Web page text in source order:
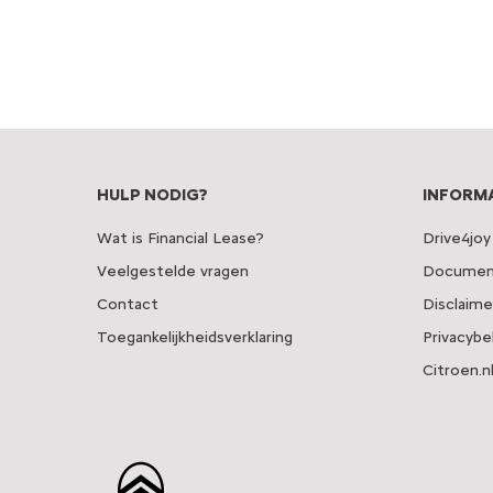
HULP NODIG?
Wat is Financial Lease?
Veelgestelde vragen
Contact
Toegankelijkheidsverklaring
Drive4joy
Citroen.nl